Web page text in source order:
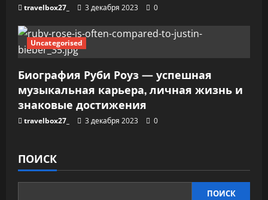
travelbox27_ 3 декабря 2023 0
Uncategorised
Биография Руби Роуз — успешная
музыкальная карьера, личная жизнь и
знаковые достижения
travelbox27_ 3 декабря 2023 0
ПОИСК
ПОИСК